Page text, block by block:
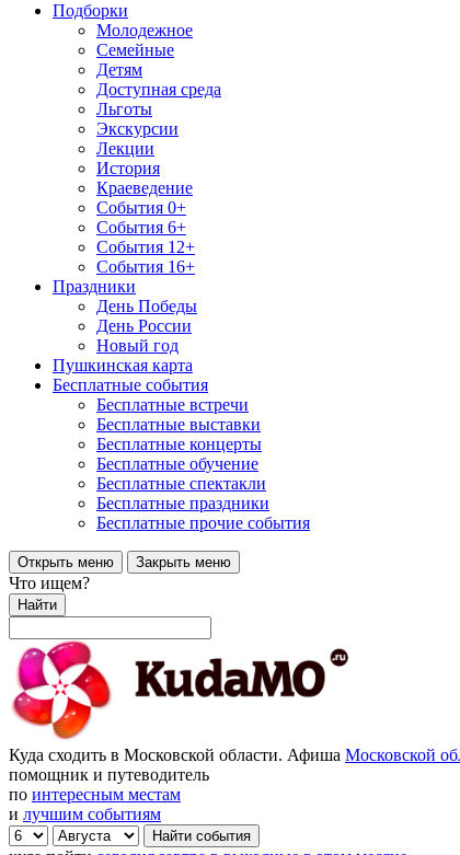
Подборки
Молодежное
Семейные
Детям
Доступная среда
Льготы
Экскурсии
Лекции
История
Краеведение
События 0+
События 6+
События 12+
События 16+
Праздники
День Победы
День России
Новый год
Пушкинская карта
Бесплатные события
Бесплатные встречи
Бесплатные выставки
Бесплатные концерты
Бесплатные обучение
Бесплатные спектакли
Бесплатные праздники
Бесплатные прочие события
Открыть меню Закрыть меню
Что ищем?
Найти
Куда сходить в Московской области. Афиша Московской
помощник и путеводитель
по интересным местам
и лучшим событиям